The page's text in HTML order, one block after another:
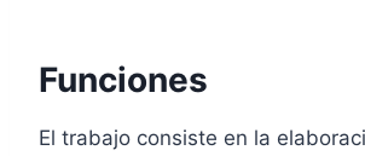
Funciones
El trabajo consiste en la